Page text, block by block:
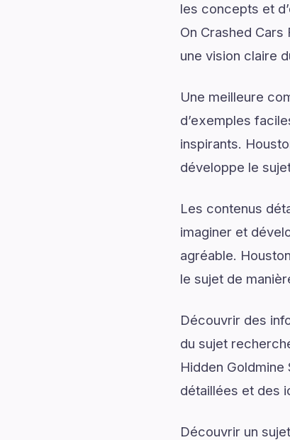
les concepts et
On Crashed
une vision claire
Une meilleure
d’exemples
inspirants.
développe le
Les contenus
imaginer et
agréable.
le sujet de
Découvrir des
du sujet
Hidden
détaillées et des
Découvrir un